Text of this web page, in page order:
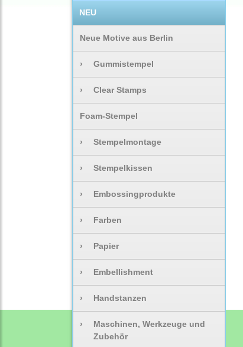
NEU
Neue Motive aus Berlin
› Gummistempel
› Clear Stamps
Foam-Stempel
› Stempelmontage
› Stempelkissen
› Embossingprodukte
› Farben
› Papier
› Embellishment
› Handstanzen
›
Maschinen, Werkzeuge und
Zubehör